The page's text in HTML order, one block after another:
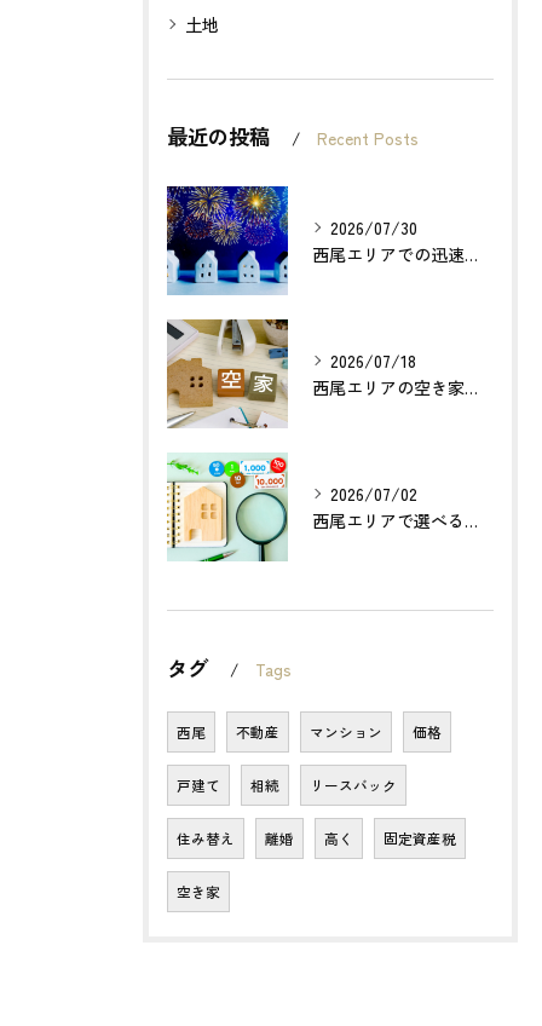
土地
最近の投稿 Recent Posts
2026/07/30
西尾エリアでの迅速確実な不動産買取のポイントは？
2026/07/18
西尾エリアの空き家売却で利益最大化する方法とは？
2026/07/02
西尾エリアで選べる無料不動産査定の活用法とは？
タグ Tags
西尾 不動産 マンション 価格
戸建て 相続 リースバック
住み替え 離婚 高く 固定資産税
空き家